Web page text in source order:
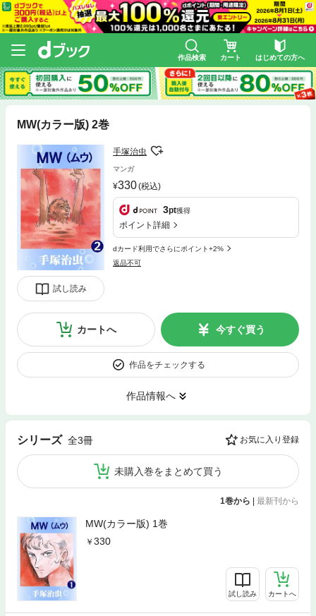
作品検索 カート はじめての方へ
MW(カラー版) 2巻
試し読み
手塚治虫
マンガ
330(税込)
3pt獲得
ポイント詳細
dカード利用でさらにポイント+2%
返品不可
カートへ 今すぐ買う
作品をチェックする
作品情報へ
シリーズ 全3冊 お気に入り登録
未購入巻をまとめて買う
1巻から | 最新刊から
MW(カラー版) 1巻
330
試し読み カートへ